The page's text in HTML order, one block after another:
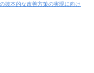
抜本的な改善方策の実現に向け